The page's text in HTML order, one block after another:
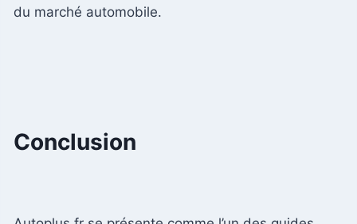
du marché automobile.
Conclusion